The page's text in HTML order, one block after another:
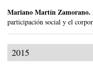
Mariano Martín Zamorano.
participación social y el
2015